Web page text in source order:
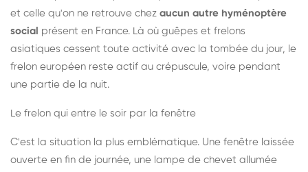
et celle qu'on ne retrouve chez aucun autre hyménoptère
social présent en France. Là où guêpes et frelons
asiatiques cessent toute activité avec la tombée du jour, le
frelon européen reste actif au crépuscule, voire pendant
une partie de la nuit.
Le frelon qui entre le soir par la fenêtre
C'est la situation la plus emblématique. Une fenêtre laissée
ouverte en fin de journée, une lampe de chevet allumée